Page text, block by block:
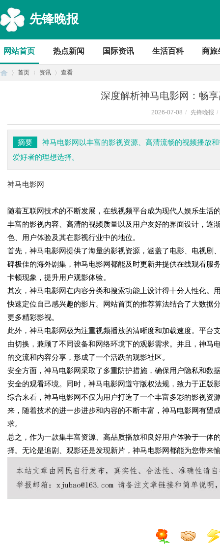
先锋晚报
网站首页 热点新闻 国际资讯 生活百科 商旅
首页 资讯 查看
深度解析神马电影网：畅
2026-07-08 / 先锋晚报 /
摘要
神马电影网以丰富的影视资源、高清流畅的视频播放
爱好者的理想选择。
神马电影网
随着互联网技术的不断发展，在线视频平台成为现代人娱乐生活
丰富的影视内容、高清的视频质量以及用户友好的界面设计，逐
色、用户体验及其在影视行业中的地位。
首先，神马电影网提供了海量的影视资源，涵盖了电影、电视剧
碑极佳的海外剧集，神马电影网都能及时更新并提供在线观看服
卡顿现象，提升用户观影体验。
其次，神马电影网在内容分类和搜索功能上设计得十分人性化。
快速定位自己感兴趣的影片。网站首页的推荐算法结合了大数据
更多精彩影视。
此外，神马电影网极为注重视频播放的清晰度和加载速度。平
由切换，兼顾了不同设备和网络环境下的观影需求。并且，神
的交流和内容分享，形成了一个活跃的观影社区。
安全方面，神马电影网采取了多重防护措施，确保用户隐私和数
安全的观看环境。同时，神马电影网遵守版权法规，致力于正版
综合来看，神马电影网不仅为用户打造了一个丰富多彩的影视资
来，随着技术的进一步进步和内容的不断丰富，神马电影网有望
求。
总之，作为一款集丰富资源、高品质播放和良好用户体验于一
择。无论是追剧、观影还是发现新片，神马电影网都能为您带来